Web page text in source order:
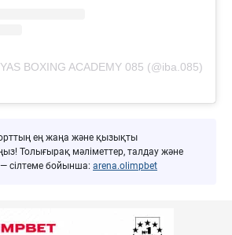
BOXING ACADEMY 085 (@iba.085)
ең жаңа және қызықты
Толығырақ мәліметтер, талдау және
сілтеме бойынша: arena.olimpbet